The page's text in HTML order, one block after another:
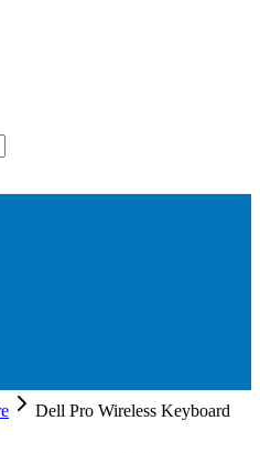
Dell Pro Wireless Keyboard